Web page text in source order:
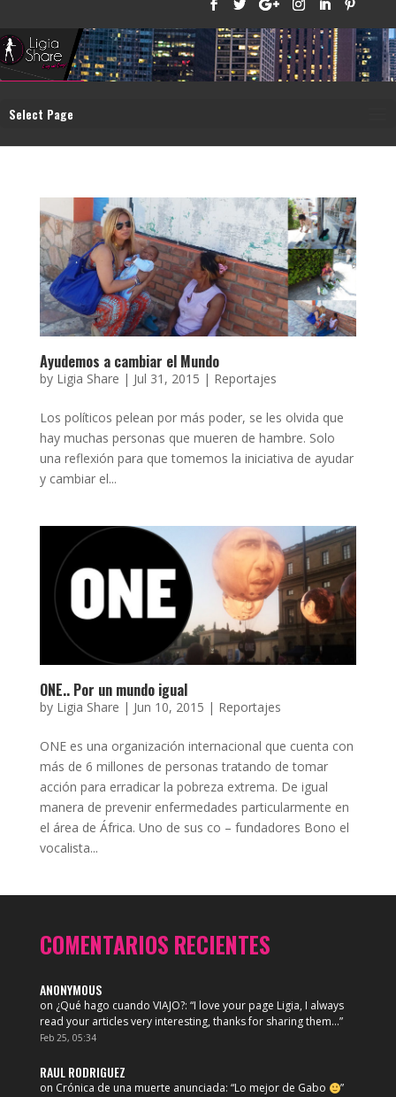
Select Page
Ayudemos a cambiar el Mundo
by Ligia Share | Jul 31, 2015 | Reportajes
Los políticos pelean por más poder, se les olvida que
hay muchas personas que mueren de hambre. Solo
una reflexión para que tomemos la iniciativa de ayudar
y cambiar el...
ONE.. Por un mundo igual
by Ligia Share | Jun 10, 2015 | Reportajes
ONE es una organización internacional que cuenta con
más de 6 millones de personas tratando de tomar
acción para erradicar la pobreza extrema. De igual
manera de prevenir enfermedades particularmente en
el área de África. Uno de sus co – fundadores Bono el
vocalista...
COMENTARIOS RECIENTES
ANONYMOUS
on ¿Qué hago cuando VIAJO?: “I love your page Ligia, I always
read your articles very interesting, thanks for sharing them…”
Feb 25, 05:34
RAUL RODRIGUEZ
on Crónica de una muerte anunciada: “Lo mejor de Gabo ”